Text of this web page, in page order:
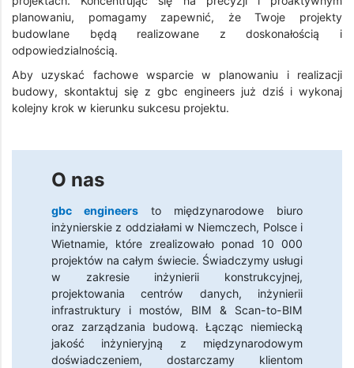
planowaniu, pomagamy zapewnić, że Twoje projekty
budowlane będą realizowane z doskonałością i
odpowiedzialnością.
Aby uzyskać fachowe wsparcie w planowaniu i realizacji
budowy, skontaktuj się z gbc engineers już dziś i wykonaj
kolejny krok w kierunku sukcesu projektu.
O nas
gbc engineers to międzynarodowe biuro
inżynierskie z oddziałami w Niemczech, Polsce i
Wietnamie, które zrealizowało ponad 10 000
projektów na całym świecie. Świadczymy usługi
w zakresie inżynierii konstrukcyjnej,
projektowania centrów danych, inżynierii
infrastruktury i mostów, BIM & Scan-to-BIM
oraz zarządzania budową. Łącząc niemiecką
jakość inżynieryjną z międzynarodowym
doświadczeniem, dostarczamy klientom